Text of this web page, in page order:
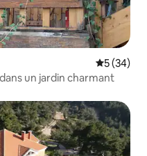
Note
5 (34)
un jardin charmant